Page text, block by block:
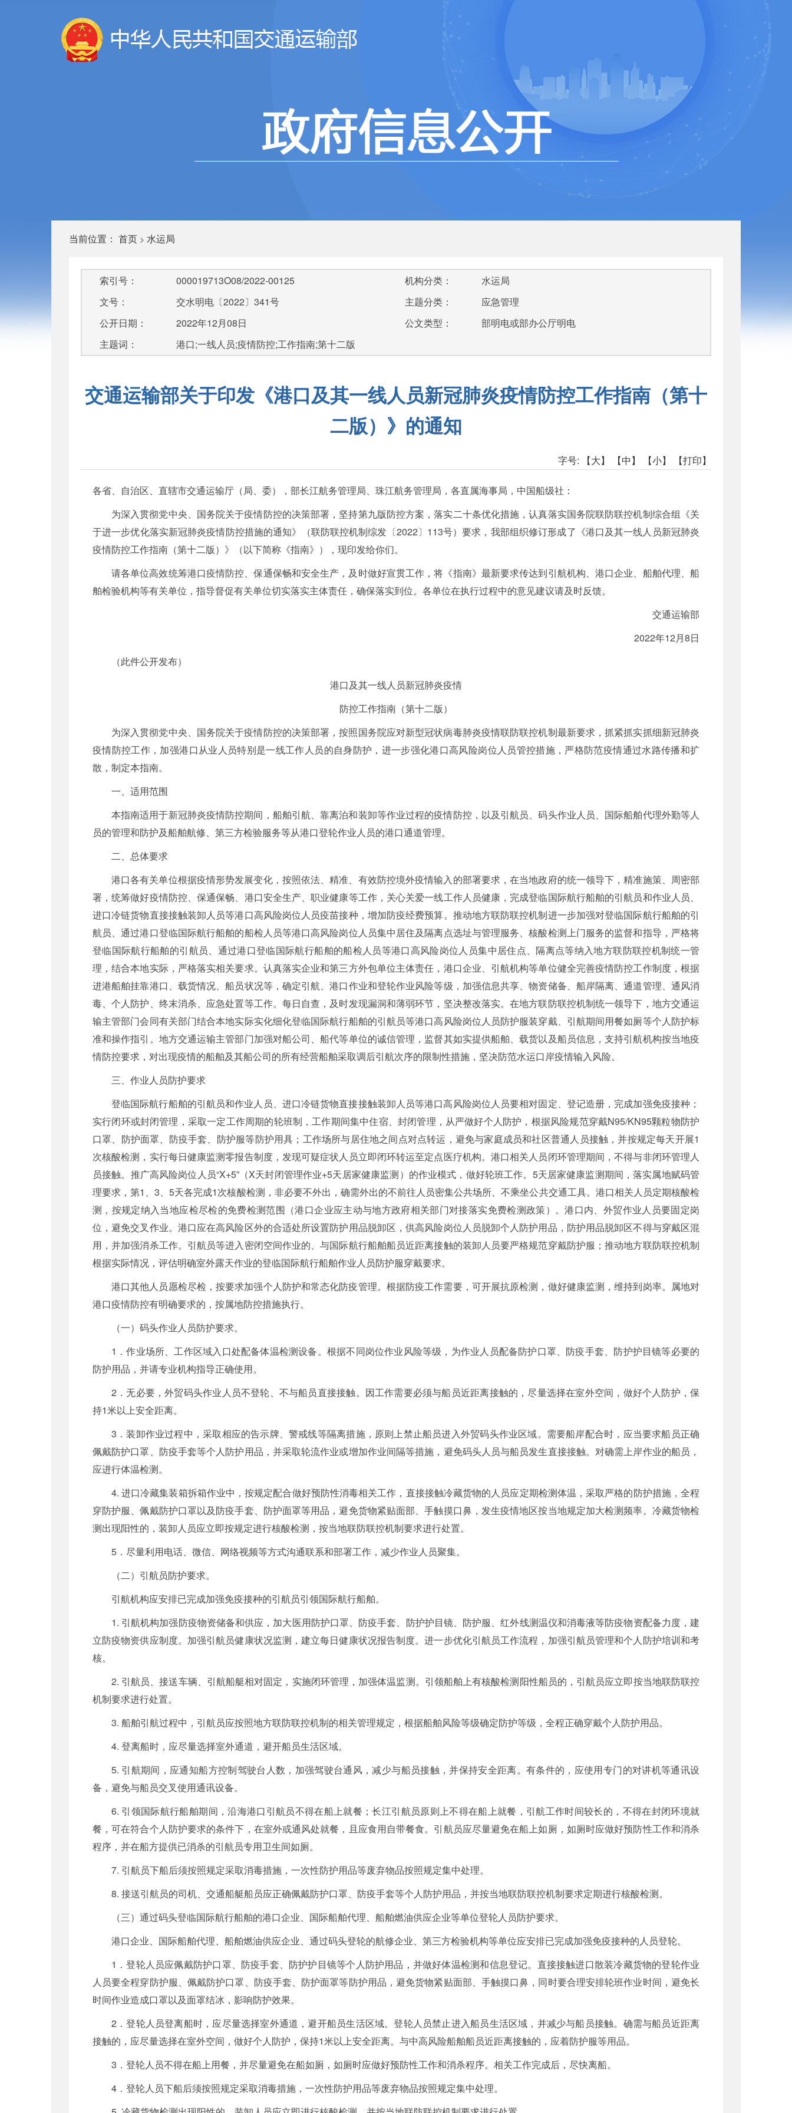
当前位置： 首页 > 水运局
索引号：
000019713O08/2022-00125
文号：
交水明电〔2022〕341号
公开日期：
2022年12月08日
主题词：
港口;一线人员;疫情防控;工作指南;第十二版
机构分类：
水运局
主题分类：
应急管理
公文类型：
部明电或部办公厅明电
交通运输部关于印发《港口及其一线人员新冠肺炎疫情防控工作指南（第十
二版）》的通知
字号: 【大】 【中】 【小】 【打印】
各省、自治区、直辖市交通运输厅（局、委），部长江航务管理局、珠江航务管理局，各直属海事局，中国船级社：
为深入贯彻党中央、国务院关于疫情防控的决策部署，坚持第九版防控方案，落实二十条优化措施，认真落实国务院联防联控机制综合组《关
于进一步优化落实新冠肺炎疫情防控措施的通知》（联防联控机制综发〔2022〕113号）要求，我部组织修订形成了《港口及其一线人员新冠肺炎
疫情防控工作指南（第十二版）》
（以下简称《指南》），现印发给你们。
请各单位高效统筹港口疫情防控、保通保畅和安全生产，及时做好宣贯工作，将《指南》最新要求传达到引航机构、港口企业、船舶代理、船
舶检验机构等有关单位，指导督促有关单位切实落实主体责任，确保落实到位。各单位在执行过程中的意见建议请及时反馈。
交通运输部
2022年12月8日
（此件公开发布）
港口及其一线人员新冠肺炎疫情
防控工作指南（第十二版）
为深入贯彻党中央、国务院关于疫情防控的决策部署，按照国务院应对新型冠状病毒肺炎疫情联防联控机制最新要求，抓紧抓实抓细新冠肺炎
疫情防控工作，加强港口从业人员特别是一线工作人员的自身防护，进一步强化港口高风险岗位人员管控措施，严格防范疫情通过水路传播和扩
散，制定本指南。
一、适用范围
本指南适用于新冠肺炎疫情防控期间，船舶引航、靠离泊和装卸等作业过程的疫情防控，以及引航员、码头作业人员、国际船舶代理外勤等人
员的管理和防护及船舶航修、第三方检验服务等从港口登轮作业人员的港口通道管理。
二、总体要求
港口各有关单位根据疫情形势发展变化，按照依法、精准、有效防控境外疫情输入的部署要求，在当地政府的统一领导下，精准施策、周密部
署，统筹做好疫情防控、保通保畅、港口安全生产、职业健康等工作，关心关爱一线工作人员健康，完成登临国际航行船舶的引航员和作业人员、
进口冷链货物直接接触装卸人员等港口高风险岗位人员疫苗接种，增加防疫经费预算。推动地方联防联控机制进一步加强对登临国际航行船舶的引
航员、通过港口登临国际航行船舶的船检人员等港口高风险岗位人员集中居住及隔离点选址与管理服务、核酸检测上门服务的监督和指导，严格将
登临国际航行船舶的引航员、通过港口登临国际航行船舶的船检人员等港口高风险岗位人员集中居住点、隔离点等纳入地方联防联控机制统一管
理，结合本地实际，严格落实相关要求。认真落实企业和第三方外包单位主体责任，港口企业、引航机构等单位健全完善疫情防控工作制度，根据
进港船舶挂靠港口、载货情况、船员状况等，确定引航、港口作业和登轮作业风险等级，加强信息共享、物资储备、船岸隔离、通道管理、通风消
毒、个人防护、终末消杀、应急处置等工作。每日自查，及时发现漏洞和薄弱环节，坚决整改落实。在地方联防联控机制统一领导下，地方交通运
输主管部门会同有关部门结合本地实际实化细化登临国际航行船舶的引航员等港口高风险岗位人员防护服装穿戴、引航期间用餐如厕等个人防护标
准和操作指引。地方交通运输主管部门加强对船公司、船代等单位的诚信管理，监督其如实提供船舶、载货以及船员信息，支持引航机构按当地疫
情防控要求，对出现疫情的船舶及其船公司的所有经营船舶采取调后引航次序的限制性措施，坚决防范水运口岸疫情输入风险。
三、作业人员防护要求
登临国际航行船舶的引航员和作业人员、进口冷链货物直接接触装卸人员等港口高风险岗位人员要相对固定、登记造册，完成加强免疫接种；
实行闭环或封闭管理，采取一定工作周期的轮班制，工作期间集中住宿、封闭管理，从严做好个人防护，根据风险规范穿戴N95/KN95颗粒物防护
口罩、防护面罩、防疫手套、防护服等防护用具；工作场所与居住地之间点对点转运，避免与家庭成员和社区普通人员接触，并按规定每天开展1
次核酸检测，实行每日健康监测零报告制度，发现可疑症状人员立即闭环转运至定点医疗机构。港口相关人员闭环管理期间，不得与非闭环管理人
员接触。推广高风险岗位人员“X+5”（X天封闭管理作业+5天居家健康监测）的作业模式，做好轮班工作。5天居家健康监测期间，落实属地赋码管
理要求，第1、3、5天各完成1次核酸检测，非必要不外出，确需外出的不前往人员密集公共场所、不乘坐公共交通工具。港口相关人员定期核酸检
测，按规定纳入当地应检尽检的免费检测范围（港口企业应主动与地方政府相关部门对接落实免费检测政策）。港口内、外贸作业人员要固定岗
位，避免交叉作业。港口应在高风险区外的合适处所设置防护用品脱卸区，供高风险岗位人员脱卸个人防护用品，防护用品脱卸区不得与穿戴区混
用，并加强消杀工作。引航员等进入密闭空间作业的、与国际航行船舶船员近距离接触的装卸人员要严格规范穿戴防护服；推动地方联防联控机制
根据实际情况，评估明确室外露天作业的登临国际航行船舶作业人员防护服穿戴要求。
港口其他人员愿检尽检，按要求加强个人防护和常态化防疫管理。根据防疫工作需要，可开展抗原检测，做好健康监测，维持到岗率。属地对
港口疫情防控有明确要求的，按属地防控措施执行。
（一）码头作业人员防护要求。
1．作业场所、工作区域入口处配备体温检测设备。根据不同岗位作业风险等级，为作业人员配备防护口罩、防疫手套、防护护目镜等必要的
防护用品，并请专业机构指导正确使用。
2．无必要，外贸码头作业人员不登轮、不与船员直接接触。因工作需要必须与船员近距离接触的，尽量选择在室外空间，做好个人防护，保
持1米以上安全距离。
3．装卸作业过程中，采取相应的告示牌、警戒线等隔离措施，原则上禁止船员进入外贸码头作业区域。需要船岸配合时，应当要求船员正确
佩戴防护口罩、防疫手套等个人防护用品，并采取轮流作业或增加作业间隔等措施，避免码头人员与船员发生直接接触。对确需上岸作业的船员，
应进行体温检测。
4. 进口冷藏集装箱拆箱作业中，按规定配合做好预防性消毒相关工作，直接接触冷藏货物的人员应定期检测体温，采取严格的防护措施，全程
穿防护服、佩戴防护口罩以及防疫手套、防护面罩等用品，避免货物紧贴面部、手触摸口鼻，发生疫情地区按当地规定加大检测频率。冷藏货物检
测出现阳性的，装卸人员应立即按规定进行核酸检测，按当地联防联控机制要求进行处置。
5．尽量利用电话、微信、网络视频等方式沟通联系和部署工作，减少作业人员聚集。
（二）引航员防护要求。
引航机构应安排已完成加强免疫接种的引航员引领国际航行船舶。
1. 引航机构加强防疫物资储备和供应，加大医用防护口罩、防疫手套、防护护目镜、防护服、红外线测温仪和消毒液等防疫物资配备力度，建
立防疫物资供应制度。加强引航员健康状况监测，建立每日健康状况报告制度。进一步优化引航员工作流程，加强引航员管理和个人防护培训和考
核。
2. 引航员、接送车辆、引航船艇相对固定，实施闭环管理，加强体温监测。引领船舶上有核酸检测阳性船员的，引航员应立即按当地联防联控
机制要求进行处置。
3. 船舶引航过程中，引航员应按照地方联防联控机制的相关管理规定，根据船舶风险等级确定防护等级，全程正确穿戴个人防护用品。
4. 登离船时，应尽量选择室外通道，避开船员生活区域。
5. 引航期间，应通知船方控制驾驶台人数，加强驾驶台通风，减少与船员接触，并保持安全距离。有条件的，应使用专门的对讲机等通讯设
备，避免与船员交叉使用通讯设备。
6. 引领国际航行船舶期间，沿海港口引航员不得在船上就餐；长江引航员原则上不得在船上就餐，引航工作时间较长的，不得在封闭环境就
餐，可在符合个人防护要求的条件下，在室外或通风处就餐，且应食用自带餐食。引航员应尽量避免在船上如厕，如厕时应做好预防性工作和消杀
程序，并在船方提供已消杀的引航员专用卫生间如厕。
7. 引航员下船后须按照规定采取消毒措施，一次性防护用品等废弃物品按照规定集中处理。
8. 接送引航员的司机、交通船艇船员应正确佩戴防护口罩、防疫手套等个人防护用品，并按当地联防联控机制要求定期进行核酸检测。
（三）通过码头登临国际航行船舶的港口企业、国际船舶代理、船舶燃油供应企业等单位登轮人员防护要求。
港口企业、国际船舶代理、船舶燃油供应企业、通过码头登轮的航修企业、第三方检验机构等单位应安排已完成加强免疫接种的人员登轮。
1．登轮人员应佩戴防护口罩、防疫手套、防护护目镜等个人防护用品，并做好体温检测和信息登记。直接接触进口散装冷藏货物的登轮作业
人员要全程穿防护服、佩戴防护口罩、防疫手套、防护面罩等防护用品，避免货物紧贴面部、手触摸口鼻，同时要合理安排轮班作业时间，避免长
时间作业造成口罩以及面罩结冰，影响防护效果。
2．登轮人员登离船时，应尽量选择室外通道，避开船员生活区域。登轮人员禁止进入船员生活区域，并减少与船员接触。确需与船员近距离
接触的，应尽量选择在室外空间，做好个人防护，保持1米以上安全距离。与中高风险船舶船员近距离接触的，应着防护服等用品。
3．登轮人员不得在船上用餐，并尽量避免在船如厕，如厕时应做好预防性工作和消杀程序。相关工作完成后，尽快离船。
4．登轮人员下船后须按照规定采取消毒措施，一次性防护用品等废弃物品按照规定集中处理。